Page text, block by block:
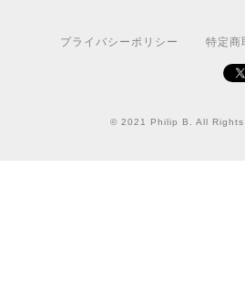
プライバシーポリシー 特定商
© 2021 Philip B. All Rights